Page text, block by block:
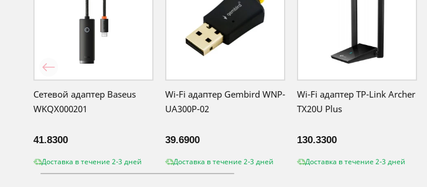
Сетевой адаптер Baseus
WKQX000201
41.8300
Доставка в течение 2-3 дней
Wi-Fi адаптер Gembird WNP-
UA300P-02
39.6900
Доставка в течение 2-3 дней
Wi-Fi адаптер TP-Link Archer
TX20U Plus
130.3300
Доставка в течение 2-3 дней